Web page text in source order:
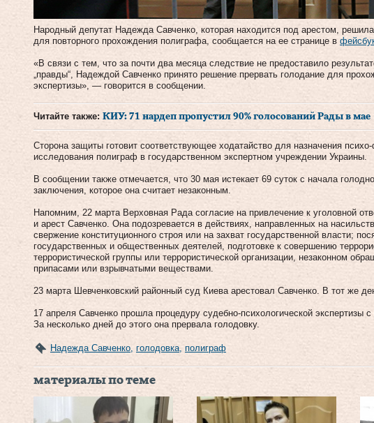
Народный депутат Надежда Савченко, которая находится под арестом,
для повторного прохождения полиграфа, сообщается на ее странице в
«В связи с тем, что за почти два месяца следствие не предоставило
„правды“, Надеждой Савченко принято решение прервать голодание для
экспертизы», — говорится в сообщении.
Читайте также: КИУ: 71 нардеп пропустил 90% голосований Рады в мае
Сторона защиты готовит соответствующее ходатайство для назначения психо-
исследования полиграф в государственном экспертном учреждении Украины.
В сообщении также отмечается, что 30 мая истекает 69 суток с начала
заключения, которое она считает незаконным.
Напомним, 22 марта Верховная Рада согласие на привлечение к уголовной
и арест Савченко. Она подозревается в действиях, направленных на
свержение конституционного строя или на захват государственной власти;
государственных и общественных деятелей, подготовке к совершению
террористической группы или террористической организации, незаконном
припасами или взрывчатыми веществами.
23 марта Шевченковский районный суд Киева арестовал Савченко. В тот же
17 апреля Савченко прошла процедуру судебно-психологической экспертизы
За несколько дней до этого она прервала голодовку.
Надежда Савченко голодовка полиграф
материалы по теме